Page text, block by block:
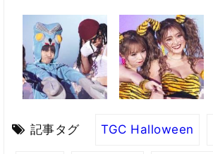
記事タグ TGC Halloween